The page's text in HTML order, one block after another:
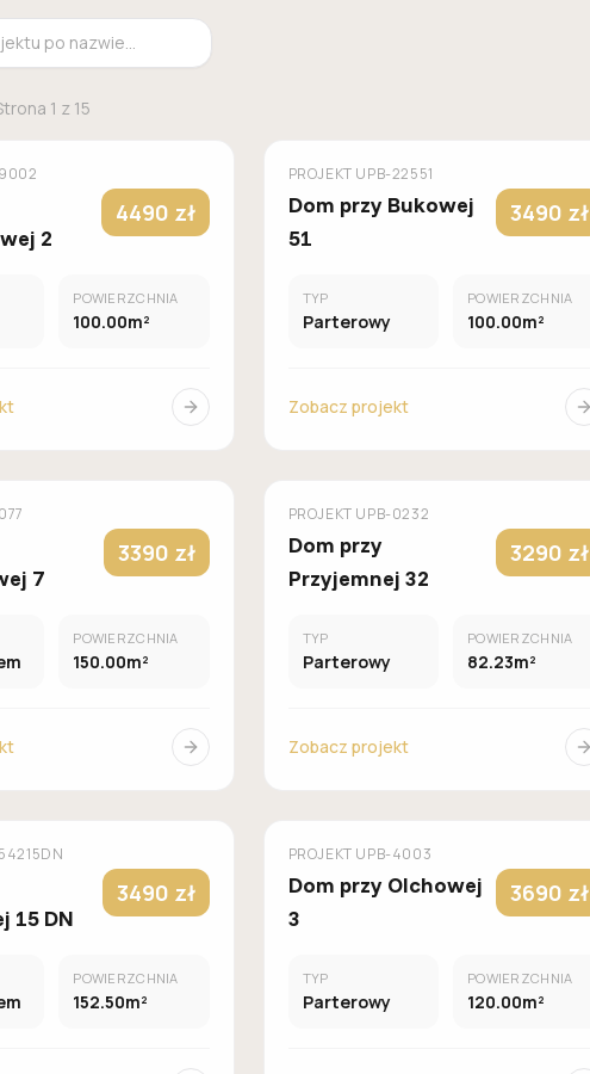
1 z 15
2
4490 zł
POWIERZCHNIA
100.00m²
GALERIA DOMÓW
PROJEKT UPB-22551
Dom przy Bukowej
51
3490 zł
TYP
Parterowy
POWIERZCHNIA
100.00m²
Zobacz projekt
7
3390 zł
POWIERZCHNIA
150.00m²
GALERIA DOMÓW
PROJEKT UPB-0232
Dom przy
Przyjemnej 32
3290 zł
TYP
Parterowy
POWIERZCHNIA
82.23m²
Zobacz projekt
15 DN
3490 zł
POWIERZCHNIA
152.50m²
GALERIA DOMÓW
PROJEKT UPB-4003
Dom przy Olchowej
3
3690 zł
TYP
Parterowy
POWIERZCHNIA
120.00m²